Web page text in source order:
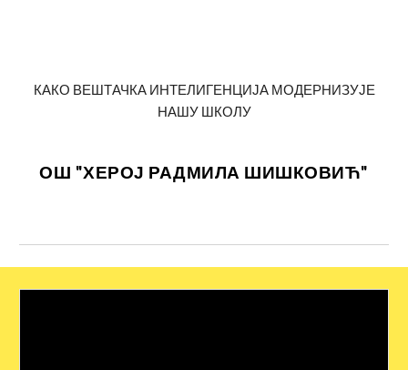
КАКО ВЕШТАЧКА ИНТЕЛИГЕНЦИЈА МОДЕРНИЗУЈЕ
НАШУ ШКОЛУ
ОШ "ХЕРОЈ РАДМИЛА ШИШКОВИЋ"